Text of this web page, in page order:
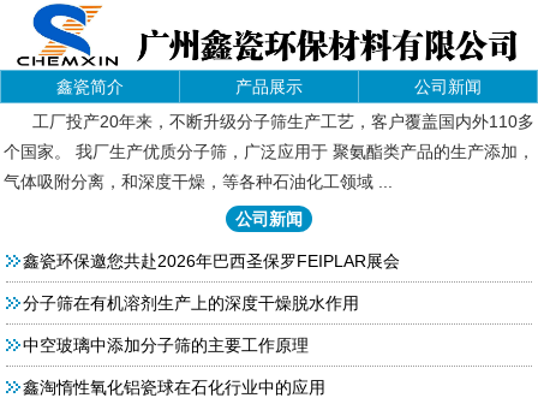
鑫瓷简介 产品展示
公司新闻
工厂投产20年来，不断升级分子筛生产工艺，客户覆盖国内外110多
个国家。 我厂生产优质分子筛，广泛应用于 聚氨酯类产品的生产添加，
气体吸附分离，和深度干燥，等各种石油化工领域 ...
公司新闻
鑫瓷环保邀您共赴2026年巴西圣保罗FEIPLAR展会
分子筛在有机溶剂生产上的深度干燥脱水作用
中空玻璃中添加分子筛的主要工作原理
鑫淘惰性氧化铝瓷球在石化行业中的应用